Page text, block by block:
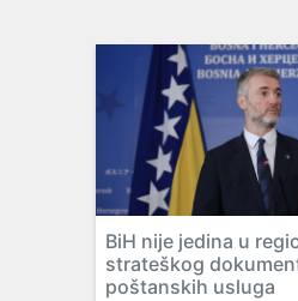
BiH nije jedina u
strateškog
poštanskih usluga